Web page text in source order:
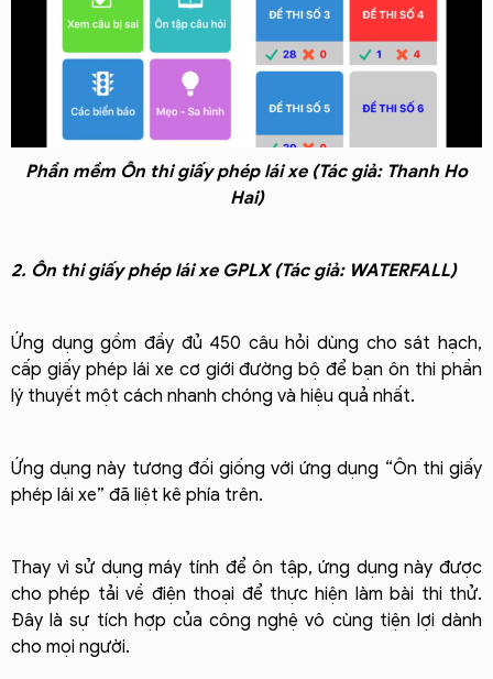
Phần mềm Ôn thi giấy phép lái xe (Tác giả: Thanh Ho
Hai)
2. Ôn thi giấy phép lái xe GPLX (Tác giả: WATERFALL)
Ứng dụng gồm đầy đủ 450 câu hỏi dùng cho sát hạch,
cấp giấy phép lái xe cơ giới đường bộ để bạn ôn thi phần
lý thuyết một cách nhanh chóng và hiệu quả nhất.
Ứng dụng này tương đối giống với ứng dụng “Ôn thi giấy
phép lái xe” đã liệt kê phía trên.
Thay vì sử dụng máy tính để ôn tập, ứng dụng này được
cho phép tải về điện thoại để thực hiện làm bài thi thử.
Đây là sự tích hợp của công nghệ vô cùng tiện lợi dành
cho mọi người.